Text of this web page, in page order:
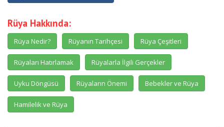
Rüya Hakkında:
Rüya Nedir? Rüyanın Tarihçesi Rüya Çeşitleri
Rüyaları Hatırlamak Rüyalarla İlgili Gerçekler
Uyku Döngüsü Rüyaların Önemi Bebekler ve Rüya
Hamilelik ve Rüya